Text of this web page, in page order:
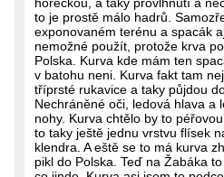
horečkou, a taky provlhnutí a
to je prostě málo hadrů.
exponovaném terénu a spacák
nemožné použít, protože krva
Polska. Kurva kde mám ten
v batohu neni. Kurva fakt tam
tříprsté rukavice a taky půjdou
Nechráněné oči, ledová hlava a
nohy. Kurva chtělo by to
to taky ještě jednu vrstvu flísek
klendra. A eště se to má kurva
pikl do Polska. Teď na Žabáka